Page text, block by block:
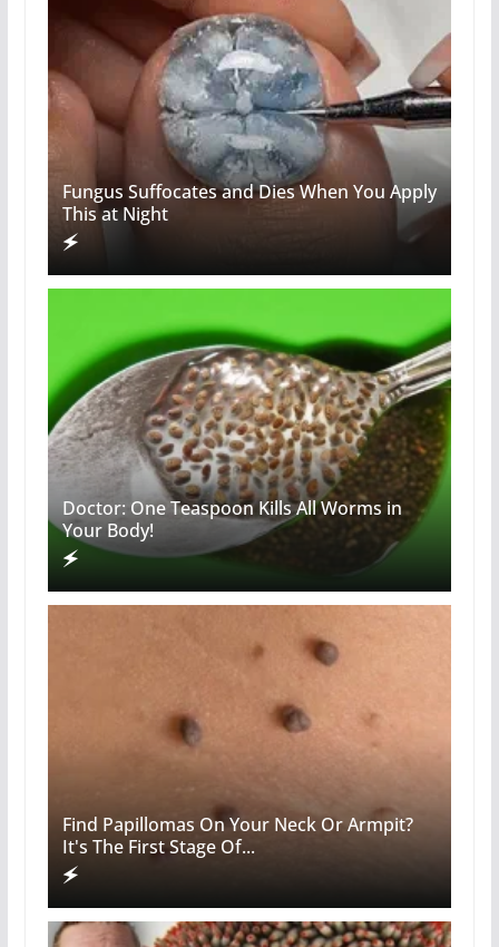
Fungus Suffocates and Dies When You Apply
This at Night
Doctor: One Teaspoon Kills All Worms in
Your Body!
Find Papillomas On Your Neck Or Armpit?
It's The First Stage Of...